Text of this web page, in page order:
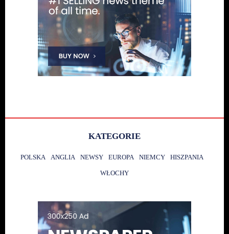
KATEGORIE
POLSKA ANGLIA NEWSY EUROPA NIEMCY HISZPANIA
WŁOCHY